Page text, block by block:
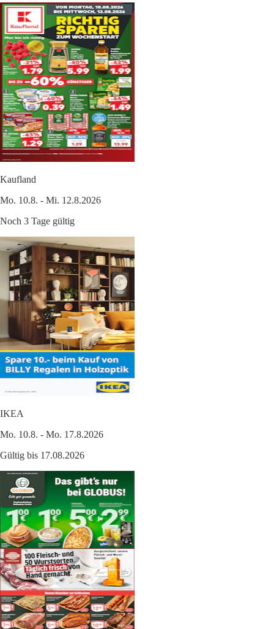
Kaufland
Mo. 10.8. - Mi. 12.8.2026
Noch 3 Tage gültig
IKEA
Mo. 10.8. - Mo. 17.8.2026
Gültig bis 17.08.2026